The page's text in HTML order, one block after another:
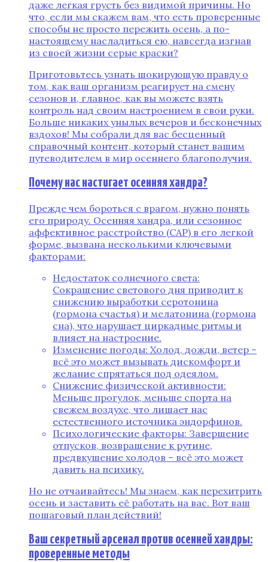
даже легкая грусть без видимой причины. Но
что, если мы скажем вам, что есть проверенные
способы не просто пережить осень, а по-
настоящему насладиться ею, навсегда изгнав
из своей жизни серые краски?
Приготовьтесь узнать шокирующую правду о
том, как ваш организм реагирует на смену
сезонов и, главное, как вы можете взять
контроль над своим настроением в свои руки.
Больше никаких унылых вечеров и бесконечных
вздохов! Мы собрали для вас бесценный
справочный контент, который станет вашим
путеводителем в мир осеннего благополучия.
Почему нас настигает осенняя хандра?
Прежде чем бороться с врагом, нужно понять
его природу. Осенняя хандра, или сезонное
аффективное расстройство (САР) в его легкой
форме, вызвана несколькими ключевыми
факторами:
Недостаток солнечного света:
Сокращение светового дня приводит к
снижению выработки серотонина
(гормона счастья) и мелатонина (гормона
сна), что нарушает циркадные ритмы и
влияет на настроение.
Изменение погоды: Холод, дожди, ветер –
всё это может вызывать дискомфорт и
желание спрятаться под одеялом.
Снижение физической активности:
Меньше прогулок, меньше спорта на
свежем воздухе, что лишает нас
естественного источника эндорфинов.
Психологические факторы: Завершение
отпусков, возвращение к рутине,
предвкушение холодов – всё это может
давить на психику.
Но не отчаивайтесь! Мы знаем, как перехитрить
осень и заставить её работать на вас. Вот ваш
пошаговый план действий!
Ваш секретный арсенал против осенней хандры:
проверенные методы